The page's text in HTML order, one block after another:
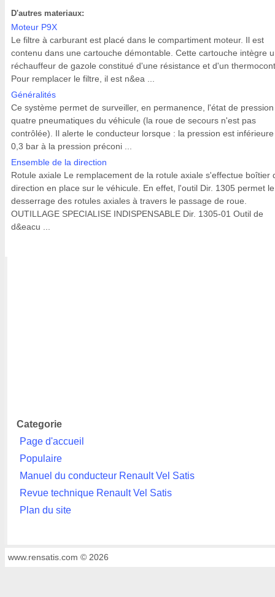
D'autres materiaux:
Moteur P9X
Le filtre à carburant est placé dans le compartiment moteur. Il est
contenu dans une cartouche démontable. Cette cartouche intègre
réchauffeur de gazole constitué d'une résistance et d'un
Pour remplacer le filtre, il est n&ea ...
Généralités
Ce système permet de surveiller, en permanence, l'état de
quatre pneumatiques du véhicule (la roue de secours n'est pas
contrôlée). Il alerte le conducteur lorsque : la pression est
0,3 bar à la pression préconi ...
Ensemble de la direction
Rotule axiale Le remplacement de la rotule axiale s'effectue boîtier
direction en place sur le véhicule. En effet, l'outil Dir. 1305 permet le
desserrage des rotules axiales à travers le passage de roue.
OUTILLAGE SPECIALISE INDISPENSABLE Dir. 1305-01 Outil de
d&eacu ...
Categorie
Page d'accueil
Populaire
Manuel du conducteur Renault Vel Satis
Revue technique Renault Vel Satis
Plan du site
www.rensatis.com © 2026